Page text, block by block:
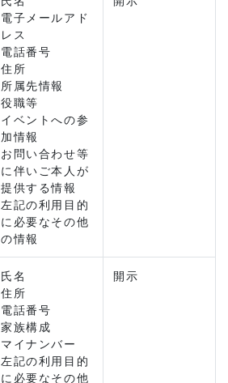
電子メールアド
レス
電話番号
住所
所属先情報
役職等
イベントへの参
加情報
お問い合わせ等
に伴いご本人が
提供する情報
左記の利用目的
に必要なその他
の情報
氏名
住所
電話番号
家族構成
マイナンバー
左記の利用目的
に必要なその他
開示